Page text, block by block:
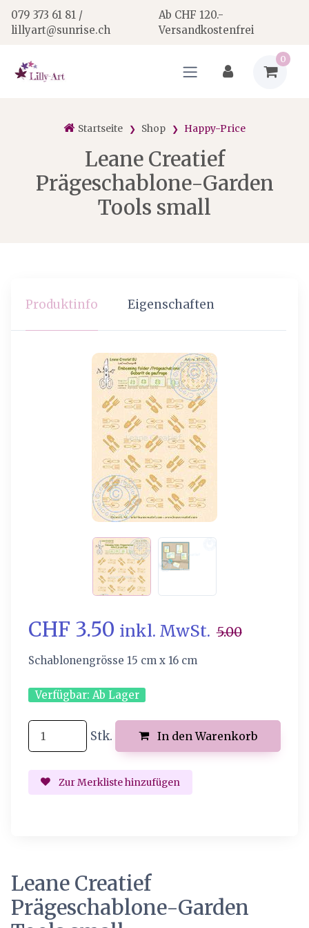
079 373 61 81 /
lillyart@sunrise.ch
Ab CHF 120.-
Versandkostenfrei
0
Startseite Shop Happy-Price
Leane Creatief
Prägeschablone-Garden
Tools small
Produktinfo Eigenschaften
CHF 3.50 inkl. MwSt. 5.00
Schablonengrösse 15 cm x 16 cm
Verfügbar: Ab Lager
Stk. In den Warenkorb
Zur Merkliste hinzufügen
Leane Creatief
Prägeschablone-Garden